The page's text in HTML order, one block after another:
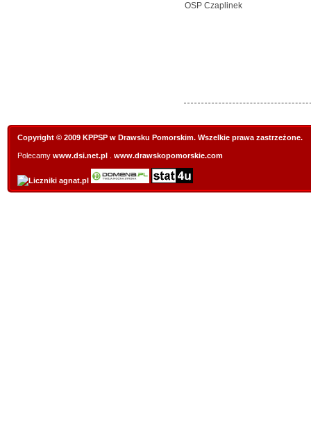
OSP Czaplinek
Copyright © 2009 KPPSP w Drawsku Pomorskim. Wszelkie prawa zastrzeżone.
Polecamy www.dsi.net.pl www.drawskopomorskie.com